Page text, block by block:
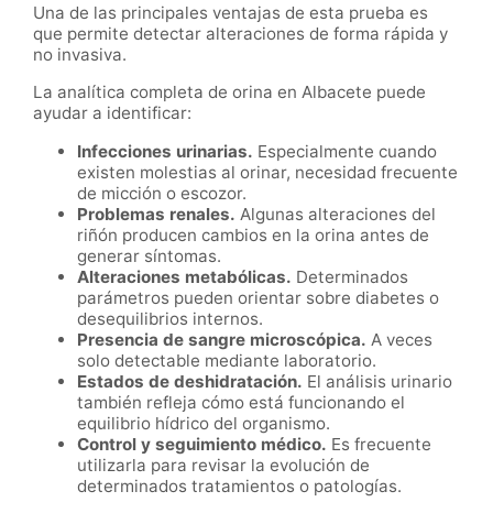
Una de las principales ventajas de esta prueba es
que permite detectar alteraciones de forma rápida y
no invasiva.
La analítica completa de orina en Albacete puede
ayudar a identificar:
Infecciones urinarias. Especialmente cuando
existen molestias al orinar, necesidad frecuente
de micción o escozor.
Problemas renales. Algunas alteraciones del
riñón producen cambios en la orina antes de
generar síntomas.
Alteraciones metabólicas. Determinados
parámetros pueden orientar sobre diabetes o
desequilibrios internos.
Presencia de sangre microscópica. A veces
solo detectable mediante laboratorio.
Estados de deshidratación. El análisis urinario
también refleja cómo está funcionando el
equilibrio hídrico del organismo.
Control y seguimiento médico. Es frecuente
utilizarla para revisar la evolución de
determinados tratamientos o patologías.